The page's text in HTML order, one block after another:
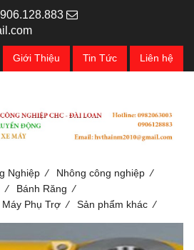
Giới Thiệu Tin Tức Liên hệ
Nghiệp / Nhông công nghiệp /
/ Bánh Răng /
Máy Phụ Trợ / Sản phẩm khác /